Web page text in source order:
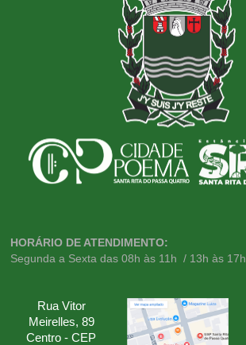
HORÁRIO DE ATENDIMENTO:
Segunda a Sexta das 08h às 11h / 13h às 17h
Rua Vitor
Meirelles, 89
Centro - CEP